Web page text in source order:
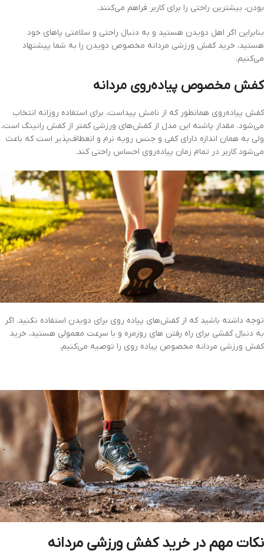
بودن، بیشترین راحتی را برای کاربر فراهم می‌کنند.
بنابراین اگر اهل دویدن هستید و به دنبال راحتی و سلامتی پاهای خود
هستید، خرید کفش ورزشی مردانه مخصوص دویدن را به شما پیشنهاد
می‌کنیم.
کفش مخصوص پیاده‌روی مردانه
کفش پیاده‌روی همانطور که از نامش پیداست، برای استفاده روزانه انتخاب
می‌شود. مقدار پاشنه این مدل از کفش‌های ورزشی کمتر از کفش رانینگ است،
ولی به همان اندازه دارای کفی و جنس رویه نرم و انعطاف‌پذیر است که باعث
می‌شود کاربر در تمام زمان پیاده‌روی احساس راحتی کند.
توجه داشته باشید که از کفش‌های پیاده روی برای دویدن استفاده نکنید. اگر
به دنبال کفشی برای راه رفتن های روزمره و با سرعت معمولی هستید، خرید
کفش ورزشی مردانه مخصوص پیاده روی را توصیه می‌کنیم.
نکات مهم در خرید کفش ورزشی مردانه